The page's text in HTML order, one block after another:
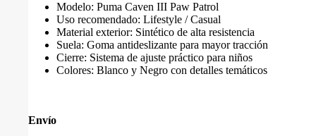
Modelo: Puma Caven III Paw Patrol
Uso recomendado: Lifestyle / Casual
Material exterior: Sintético de alta resistencia
Suela: Goma antideslizante para mayor tracción
Cierre: Sistema de ajuste práctico para niños
Colores: Blanco y Negro con detalles temáticos
Envío